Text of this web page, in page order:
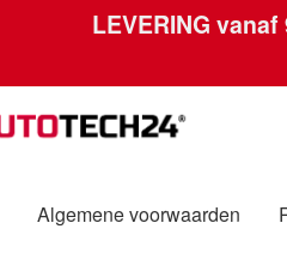
LEVERING vanaf
Algemene voorwaarden